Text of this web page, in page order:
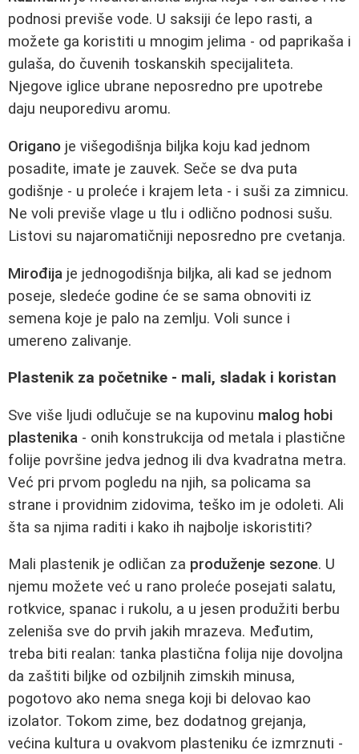
podnosi previše vode. U saksiji će lepo rasti, a
možete ga koristiti u mnogim jelima - od paprikaša i
gulaša, do čuvenih toskanskih specijaliteta.
Njegove iglice ubrane neposredno pre upotrebe
daju neuporedivu aromu.
Origano je višegodišnja biljka koju kad jednom
posadite, imate je zauvek. Seče se dva puta
godišnje - u proleće i krajem leta - i suši za zimnicu.
Ne voli previše vlage u tlu i odlično podnosi sušu.
Listovi su najaromatičniji neposredno pre cvetanja.
Mirođija je jednogodišnja biljka, ali kad se jednom
poseje, sledeće godine će se sama obnoviti iz
semena koje je palo na zemlju. Voli sunce i
umereno zalivanje.
Plastenik za početnike - mali, sladak i koristan
Sve više ljudi odlučuje se na kupovinu malog hobi
plastenika - onih konstrukcija od metala i plastične
folije površine jedva jednog ili dva kvadratna metra.
Već pri prvom pogledu na njih, sa policama sa
strane i providnim zidovima, teško im je odoleti. Ali
šta sa njima raditi i kako ih najbolje iskoristiti?
Mali plastenik je odličan za produženje sezone. U
njemu možete već u rano proleće posejati salatu,
rotkvice, spanac i rukolu, a u jesen produžiti berbu
zeleniša sve do prvih jakih mrazeva. Međutim,
treba biti realan: tanka plastična folija nije dovoljna
da zaštiti biljke od ozbiljnih zimskih minusa,
pogotovo ako nema snega koji bi delovao kao
izolator. Tokom zime, bez dodatnog grejanja,
većina kultura u ovakvom plasteniku će izmrznuti -